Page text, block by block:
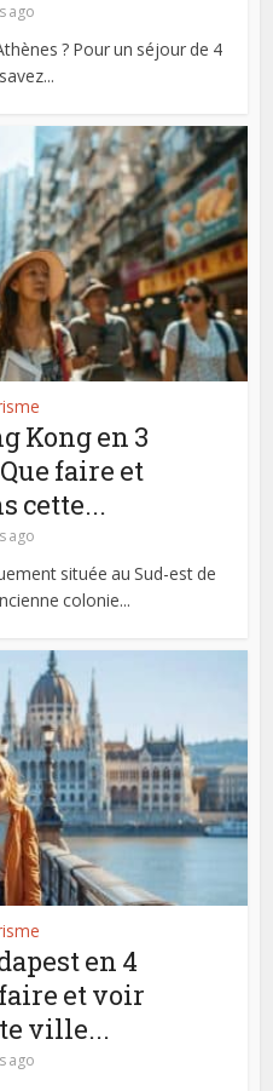
ago
? Pour un séjour de 4
Kong en 3
faire et
cette...
ago
située au Sud-est de
colonie...
en 4
et voir
ville...
ago